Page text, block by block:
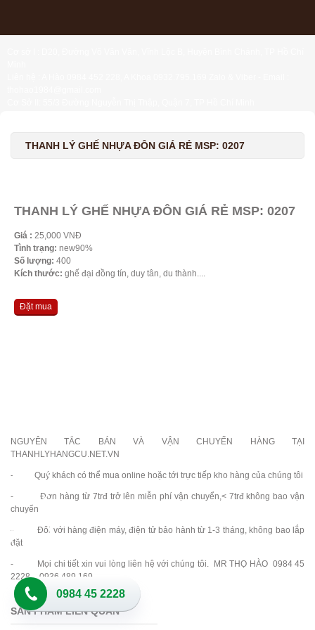
THANH LÝ GHẾ NHỰA ĐÔN GIÁ RẺ MSP: 0207
THANH LÝ GHẾ NHỰA ĐÔN GIÁ RẺ MSP: 0207
Giá : 25,000 VNĐ
Tình trạng: new90%
Số lượng: 400
Kích thước: ghế đại đồng tín, duy tân, du thành....
Đặt mua
NGUYÊN TẮC BÁN VÀ VẬN CHUYỂN HÀNG TẠI
THANHLYHANGCU.NET.VN
- Quý khách có thể mua online hoặc tới trực tiếp kho hàng của chúng tôi
- Đơn hàng từ 7trđ trở lên miễn phí vận chuyển,< 7trđ không bao vận
chuyển
- Đối với hàng điện máy, điện tử bảo hành từ 1-3 tháng, không bao lắp
đặt
- Mọi chi tiết xin vui lòng liên hệ với chúng tôi. MR THỌ HÀO 0984 45
2228 – 0936 489 169
SẢN PHẨM LIÊN QUAN
0984 45 2228